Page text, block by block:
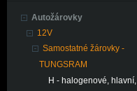
Autožárovky
12V
Samostatné žárovky -
TUNGSRAM
H - halogenové, hlavní,